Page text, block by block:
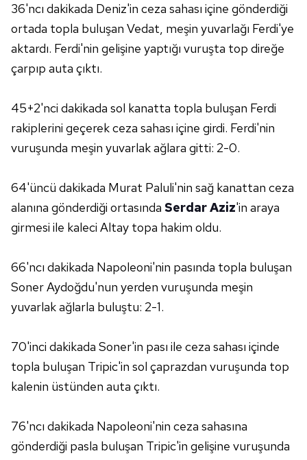
36'ncı dakikada Deniz'in ceza sahası içine gönderdiği
ortada topla buluşan Vedat, meşin yuvarlağı Ferdi'ye
aktardı. Ferdi'nin gelişine yaptığı vuruşta top direğe
çarpıp auta çıktı.
45+2'nci dakikada sol kanatta topla buluşan Ferdi
rakiplerini geçerek ceza sahası içine girdi. Ferdi'nin
vuruşunda meşin yuvarlak ağlara gitti: 2-0.
64'üncü dakikada Murat Paluli'nin sağ kanattan ceza
alanına gönderdiği ortasında Serdar Aziz'in araya
girmesi ile kaleci Altay topa hakim oldu.
66'ncı dakikada Napoleoni'nin pasında topla buluşan
Soner Aydoğdu'nun yerden vuruşunda meşin
yuvarlak ağlarla buluştu: 2-1.
70'inci dakikada Soner'in pası ile ceza sahası içinde
topla buluşan Tripic'in sol çaprazdan vuruşunda top
kalenin üstünden auta çıktı.
76'ncı dakikada Napoleoni'nin ceza sahasına
gönderdiği pasla buluşan Tripic'in gelişine vuruşunda